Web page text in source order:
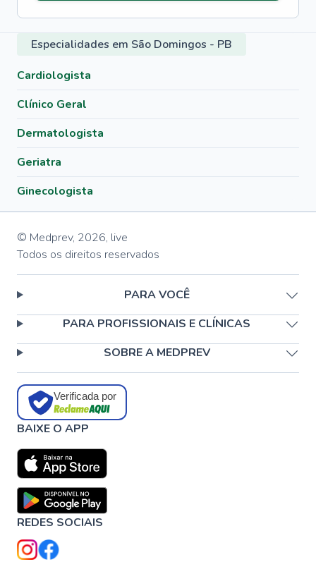
Especialidades em São Domingos - PB
Cardiologista
Clínico Geral
Dermatologista
Geriatra
Ginecologista
© Medprev, 2026, live
Todos os direitos reservados
PARA VOCÊ
PARA PROFISSIONAIS E CLÍNICAS
SOBRE A MEDPREV
Verificada por
BAIXE O APP
REDES SOCIAIS